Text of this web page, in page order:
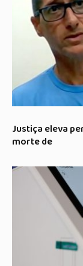
Justiça eleva
morte de